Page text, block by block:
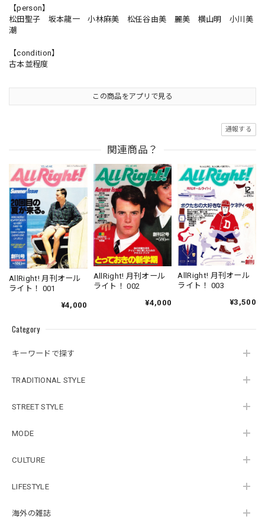
Category
キーワードで探す
TRADITIONAL STYLE
STREET STYLE
MODE
CULTURE
LIFESTYLE
海外の雑誌
【person】
松田聖子 坂本龍一 小林麻美 松任谷由美 麗美 横山明 小川美
潮
【condition】
古本並程度
この商品をアプリで見る
通報する
関連商品？
AllRight! 月刊オール
ライト！ 001
¥4,000
AllRight! 月刊オール
ライト！ 002
¥4,000
AllRight! 月刊オール
ライト！ 003
¥3,500